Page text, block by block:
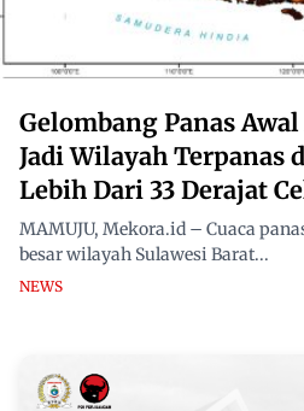
Gelombang Panas
Jadi Wilayah Terpanas
Lebih Dari 33 Derajat
MAMUJU, Mekora.id – Cuaca
besar wilayah Sulawesi Barat...
NEWS